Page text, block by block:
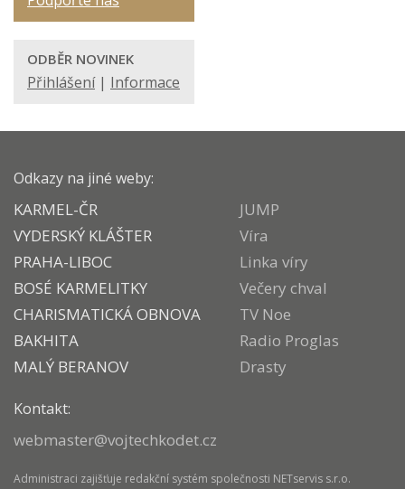
ODBĚR NOVINEK
Přihlášení| Informace
Odkazy na jiné weby:
KARMEL-ČR
VYDERSKÝ KLÁŠTER
PRAHA-LIBOC
BOSÉ KARMELITKY
CHARISMATICKÁ OBNOVA
BAKHITA
MALÝ BERANOV
JUMP
Víra
Linka víry
Večery chval
TV Noe
Radio Proglas
Drasty
Kontakt:
webmaster@vojtechkodet.cz
Administraci zajišťuje redakční systém společnosti NETservis s.r.o.